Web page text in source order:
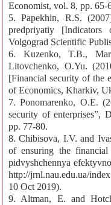
Economist, vol. 8, рр. 65-
5. Papekhin, R.S.
predpriyatiy
Volgograd Scientific
6. Kuzenko, T.B.,
Litovchenko, O.Yu.
[Financial security of the
of Economics, Kharkiv,
7. Ponomarenko, O.E.
security of enterprises”,
рр. 77-80.
8. Chibisova, I.V. and
of ensuring the
pidvyshchennya
http://jrnl.nau.edu.ua/
10 Oct 2019).
9. Altman, E. and